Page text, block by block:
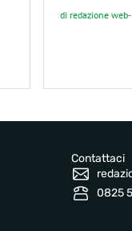
di redazione web-
Contattaci
0825